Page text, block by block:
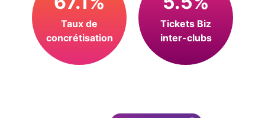
Taux de
concrétisation
Tickets Biz
inter-clubs